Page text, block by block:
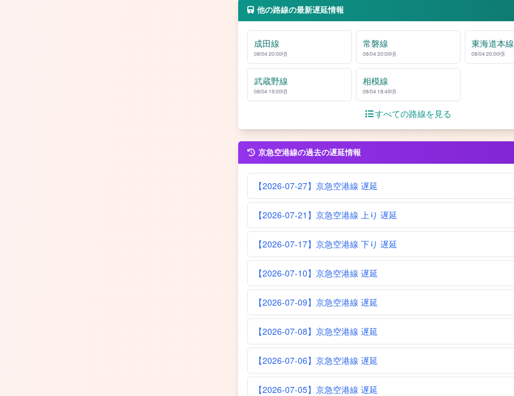
他の路線の最新遅延情報
成田線
08/04 20:00頃
常磐線
08/04 20:00頃
東海道本線
08/04 20:00頃
武蔵野線
08/04 19:00頃
相模線
08/04 18:45頃
すべての路線を見る
京急空港線の過去の遅延情報
【2026-07-27】京急空港線 遅延
【2026-07-21】京急空港線 上り 遅延
【2026-07-17】京急空港線 下り 遅延
【2026-07-10】京急空港線 遅延
【2026-07-09】京急空港線 遅延
【2026-07-08】京急空港線 遅延
【2026-07-06】京急空港線 遅延
【2026-07-05】京急空港線 遅延